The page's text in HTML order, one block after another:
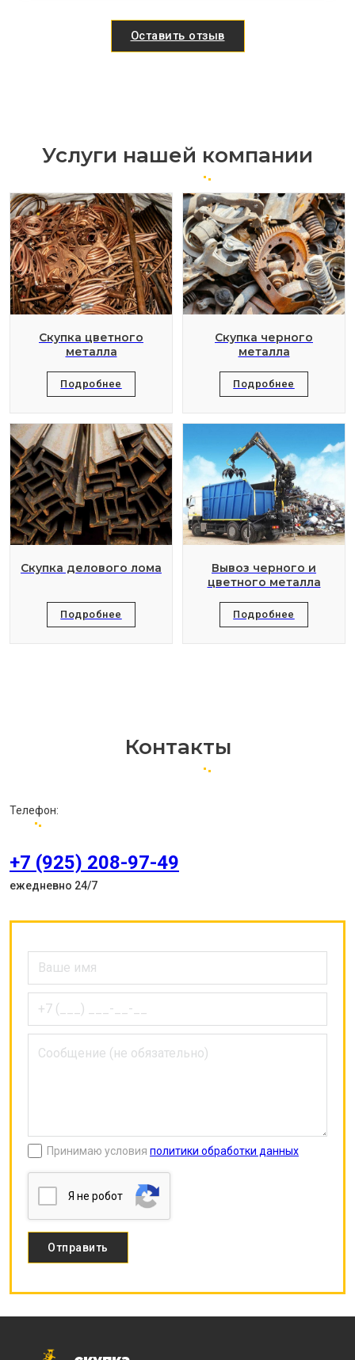
Оставить отзыв
Услуги нашей компании
Скупка цветного
металла
Подробнее
Скупка черного
металла
Подробнее
Скупка делового лома
Подробнее
Вывоз черного и
цветного металла
Подробнее
Контакты
Телефон:
+7 (925) 208-97-49
ежедневно 24/7
Принимаю условия политики обработки данных
Я нe poбoт